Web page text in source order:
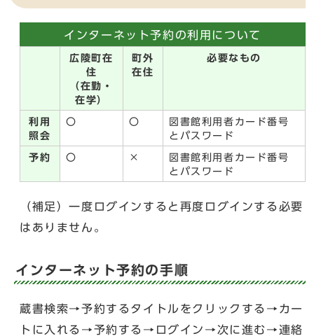
インターネット予約の利用について
広陵町在
住
（在勤・
在学）
町外
在住
必要なもの
利用
照会
〇 〇
図書館利用者カード番号
とパスワード
予約 〇 ×
図書館利用者カード番号
とパスワード
（補足）一度ログインすると再度ログインする必要
はありません。
インターネット予約の手順
蔵書検索→予約するタイトルをクリックする→カー
トに入れる→予約する→ログイン→次に進む→連絡